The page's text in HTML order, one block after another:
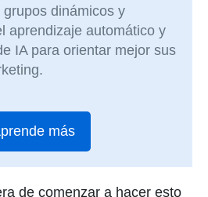
dinámicos y
aprendizaje automático y
IA para orientar mejor sus
más
de comenzar a hacer esto